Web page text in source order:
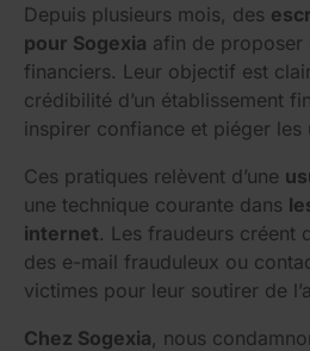
Depuis plusieurs mois, des
pour Sogexia afin de proposer
financiers. Leur objectif est
crédibilité d’un établissement
inspirer confiance et piéger les
Ces pratiques relèvent d’une
une technique courante dans
internet. Les fraudeurs créent
des e-mail frauduleux ou
victimes pour leur soutirer de
Chez Sogexia, nous